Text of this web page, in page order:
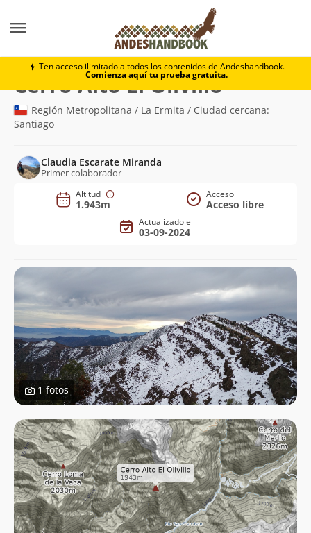
Ten acceso ilimitado a todos los contenidos de Andeshandbook.
Comienza aquí tu prueba gratuita.
Cerro Alto El Olivillo
Cerro Alto El Olivillo(1.943m)
Región Metropolitana / La Ermita / Ciudad cercana:
Santiago
Claudia Escarate Miranda
Primer colaborador
Altitud
1.943m
Acceso
Acceso libre
Actualizado el
03-09-2024
1 fotos